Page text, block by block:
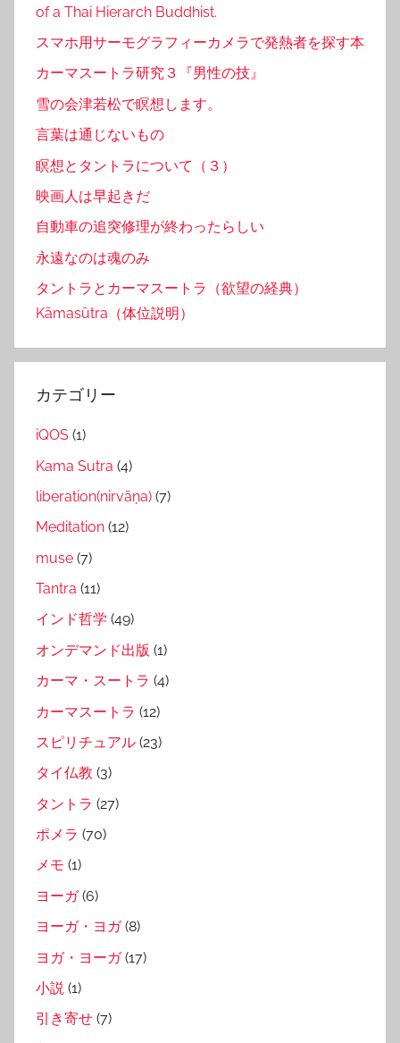
of a Thai Hierarch Buddhist.
スマホ用サーモグラフィーカメラで発熱者を探す本
カーマスートラ研究３『男性の技』
雪の会津若松で瞑想します。
言葉は通じないもの
瞑想とタントラについて（３）
映画人は早起きだ
自動車の追突修理が終わったらしい
永遠なのは魂のみ
タントラとカーマスートラ（欲望の経典）
Kāmasūtra（体位説明）
カテゴリー
iQOS (1)
Kama Sutra (4)
liberation(nirvāṇa) (7)
Meditation (12)
muse (7)
Tantra (11)
インド哲学 (49)
オンデマンド出版 (1)
カーマ・スートラ (4)
カーマスートラ (12)
スピリチュアル (23)
タイ仏教 (3)
タントラ (27)
ポメラ (70)
メモ (1)
ヨーガ(6)
ヨーガ・ヨガ(8)
ヨガ・ヨーガ(17)
小説 (1)
引き寄せ (7)